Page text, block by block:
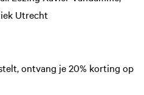
Utrecht
ontvang je 20% korting op